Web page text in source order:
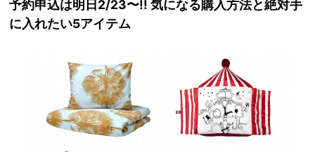
予約申込は明日2/23〜!! 気になる購入方法と絶対手
に入れたい5アイテム